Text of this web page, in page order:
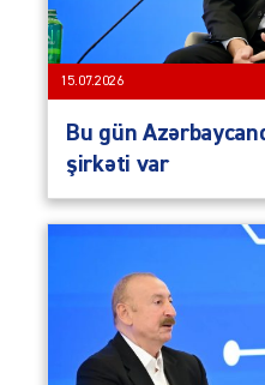
15.07.2026
Bu gün
şirkəti var